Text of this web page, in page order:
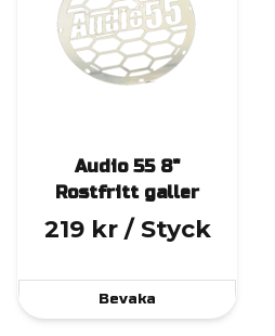
Audio 55 8"
Rostfritt galler
219 kr / Styck
Bevaka